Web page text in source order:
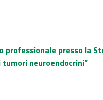
presso la
neuroendocrini”